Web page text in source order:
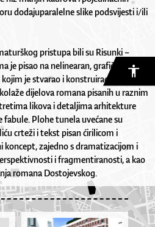
dodajuparalelne slike podsvijesti i/ili
pristupa bili su Risunki –
je pisao na nelinearan, grafički složen
je stvarao i konstruirao svoje
dijelova romana pisanih u raznim
likova i detaljima arhitekture
Plohe tunela uvećane su
crteži i tekst pisan ćirilicom i
zajedno s dramatizacijom i
i fragmentiranosti, a kao
romana Dostojevskog.